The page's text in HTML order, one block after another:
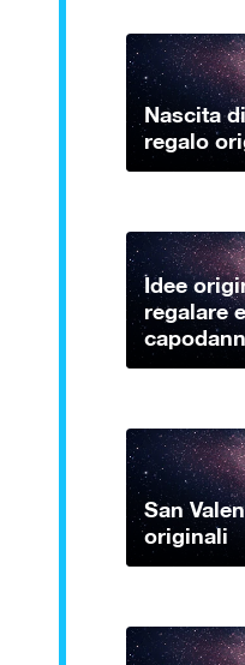
Nascita
regalo
Idee
regalare
San
originali